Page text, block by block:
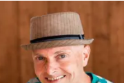
die kansengelijkheid en
tastbaar maken.